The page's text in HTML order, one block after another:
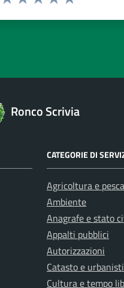
Ronco Scrivia
CATEGORIE DI
Agricoltura e pesca
Ambiente
Anagrafe e stato
Appalti pubblici
Autorizzazioni
Catasto e
Cultura e tempo